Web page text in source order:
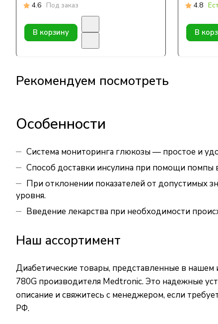
4.6 Под заказ
В корзину
4.8
В
Рекомендуем посмотреть
Особенности
Система мониторинга глюкозы — простое и
Способ доставки инсулина при помощи помпы
При отклонении показателей от допустимых
уровня.
Введение лекарства при необходимости
Наш ассортимент
Диабетические товары, представленные в
780G производителя Medtronic. Это надежные
описание и свяжитесь с менеджером, если
РФ.